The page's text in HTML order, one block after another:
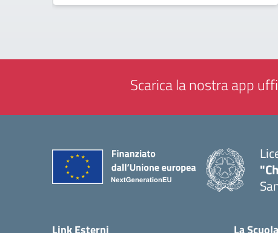
Scarica la nostra app
Link Esterni La Scuola